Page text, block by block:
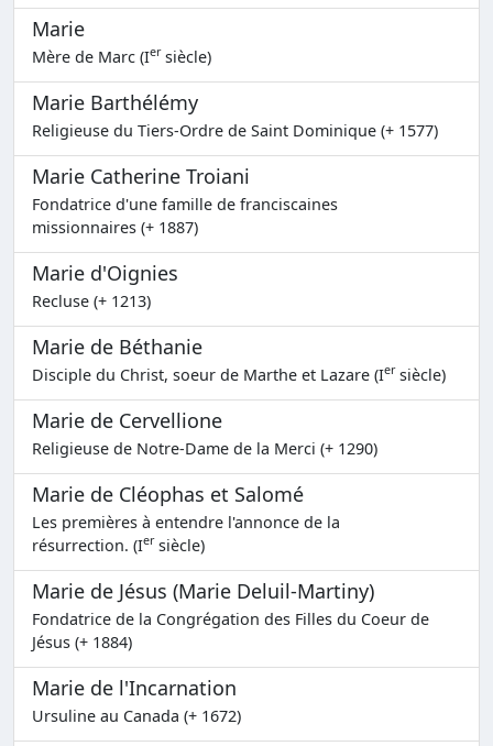
Marie
Mère de Marc (Iersiècle)
Marie Barthélémy
Religieuse du Tiers-Ordre de Saint Dominique (+ 1577)
Marie Catherine Troiani
Fondatrice d'une famille de franciscaines
missionnaires (+ 1887)
Marie d'Oignies
Recluse (+ 1213)
Marie de Béthanie
Disciple du Christ, soeur de Marthe et Lazare (Iersiècle)
Marie de Cervellione
Religieuse de Notre-Dame de la Merci (+ 1290)
Marie de Cléophas et Salomé
Les premières à entendre l'annonce de la
résurrection. (Iersiècle)
Marie de Jésus (Marie Deluil-Martiny)
Fondatrice de la Congrégation des Filles du Coeur de
Jésus (+ 1884)
Marie de l'Incarnation
Ursuline au Canada (+ 1672)